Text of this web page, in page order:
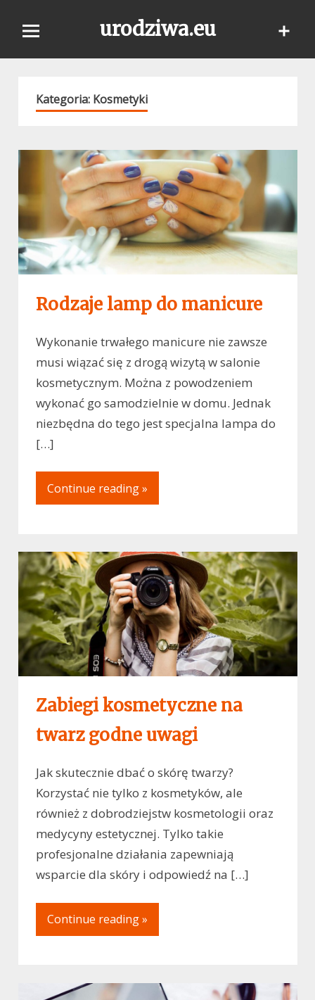
urodziwa.eu
Kategoria: Kosmetyki
Rodzaje lamp do manicure
Wykonanie trwałego manicure nie zawsze
musi wiązać się z drogą wizytą w salonie
kosmetycznym. Można z powodzeniem
wykonać go samodzielnie w domu. Jednak
niezbędna do tego jest specjalna lampa do
[…]
Continue reading »
Zabiegi kosmetyczne na
twarz godne uwagi
Jak skutecznie dbać o skórę twarzy?
Korzystać nie tylko z kosmetyków, ale
również z dobrodziejstw kosmetologii oraz
medycyny estetycznej. Tylko takie
profesjonalne działania zapewniają
wsparcie dla skóry i odpowiedź na […]
Continue reading »